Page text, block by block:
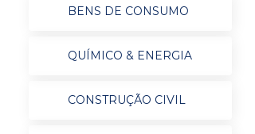
BENS DE CONSUMO
QUÍMICO & ENERGIA
CONSTRUÇÃO CIVIL